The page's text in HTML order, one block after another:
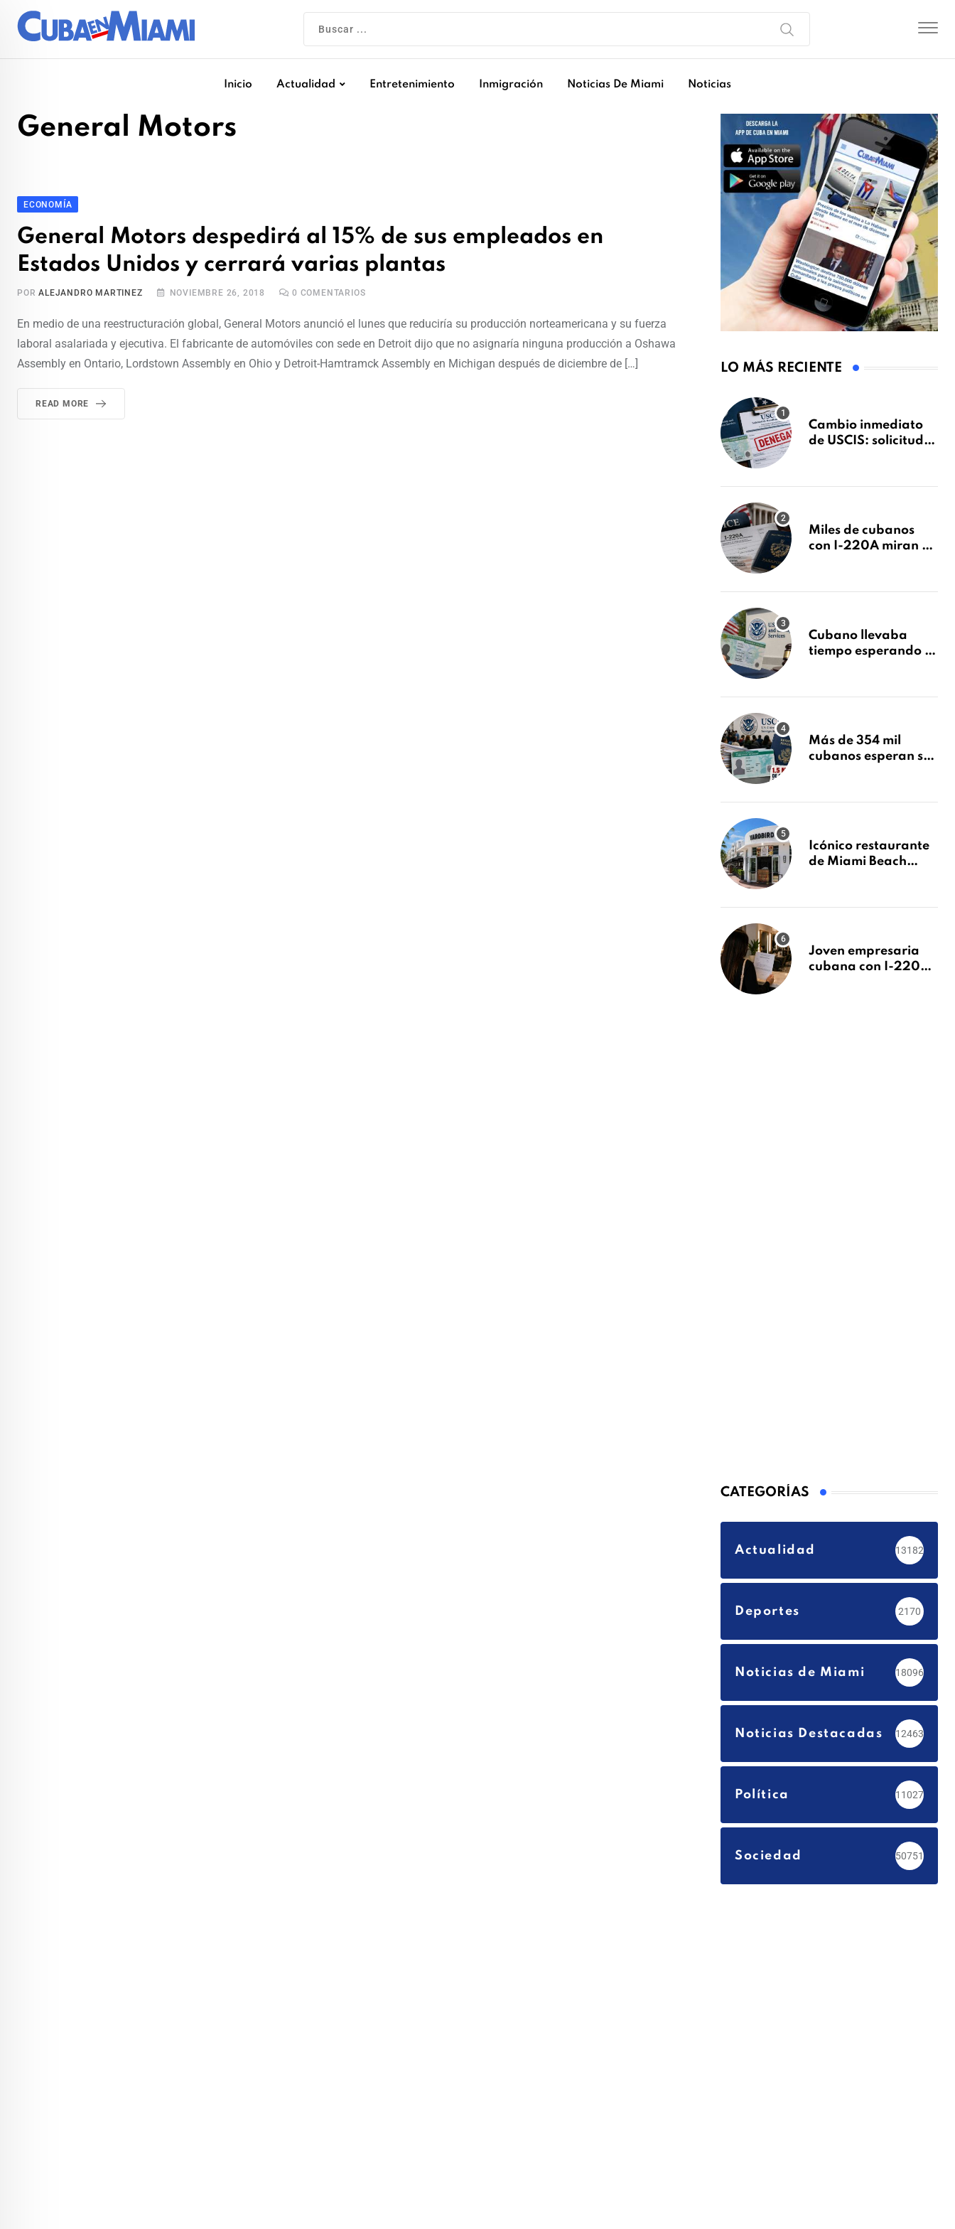
Inicio Actualidad Entretenimiento Inmigración Noticias De Miami Noticias
General Motors
ECONOMÍA
General Motors despedirá al 15% de sus empleados en
Estados Unidos y cerrará varias plantas
PORALEJANDRO MARTINEZ NOVIEMBRE 26, 2018 0 COMENTARIOS
En medio de una reestructuración global, General Motors anunció el lunes que reduciría su producción norteamericana y su fuerza
laboral asalariada y ejecutiva. El fabricante de automóviles con sede en Detroit dijo que no asignaría ninguna producción a Oshawa
Assembly en Ontario, Lordstown Assembly en Ohio y Detroit-Hamtramck Assembly en Michigan después de diciembre de […]
READ MORE
LO MÁS RECIENTE
Cambio inmediato
de USCIS: solicitudes
sin previo aviso
Miles de cubanos
con I-220A miran al
decidirse en una
Cubano llevaba
tiempo esperando su
tras Writ of
Más de 354 mil
cubanos esperan su
millones de
Icónico restaurante
de Miami Beach
después de 15 años
Joven empresaria
cubana con I-220A
CATEGORÍAS
Actualidad 13182
Deportes 2170
Noticias de Miami 18096
Noticias Destacadas 12463
Política 11027
Sociedad 50751